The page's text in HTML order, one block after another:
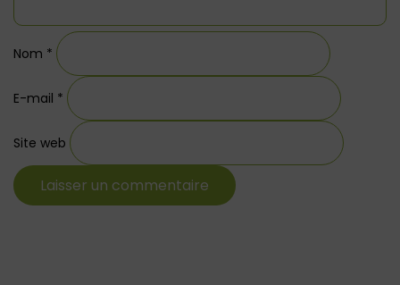
Nom *
E-mail *
Site web